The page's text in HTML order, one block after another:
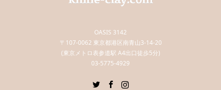
OASIS 3142
〒107-0062 東京都港区南青山3-14-20
(東京メトロ表参道駅 A4出口徒歩5分)
03-5775-4929
Instagram